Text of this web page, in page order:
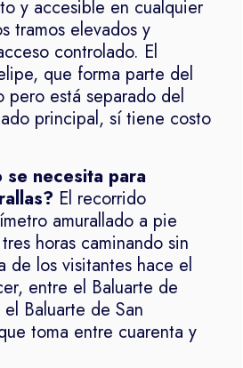
y accesible en cualquier
tramos elevados y
controlado. El
que forma parte del
pero está separado del
principal, sí tiene costo
se necesita para
El recorrido
amurallado a pie
horas caminando sin
de los visitantes hace el
entre el Baluarte de
Baluarte de San
toma entre cuarenta y